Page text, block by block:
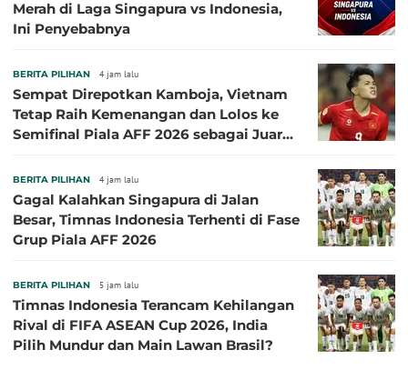
Merah di Laga Singapura vs Indonesia,
Ini Penyebabnya
BERITA PILIHAN 4 jam lalu
Sempat Direpotkan Kamboja, Vietnam
Tetap Raih Kemenangan dan Lolos ke
Semifinal Piala AFF 2026 sebagai Juara
BERITA PILIHAN 4 jam lalu
Gagal Kalahkan Singapura di Jalan
Besar, Timnas Indonesia Terhenti di Fase
Grup Piala AFF 2026
BERITA PILIHAN 5 jam lalu
Timnas Indonesia Terancam Kehilangan
Rival di FIFA ASEAN Cup 2026, India
Pilih Mundur dan Main Lawan Brasil?